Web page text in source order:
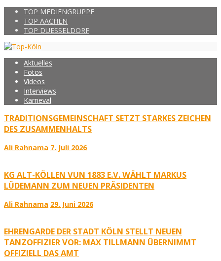
TOP MEDIENGRUPPE
TOP AACHEN
TOP DUESSELDORF
Aktuelles
Fotos
Videos
Interviews
Karneval
TRADITIONSGEMEINSCHAFT SETZT STARKES ZEICHEN
DES ZUSAMMENHALTS
Ali Rahnama 7. Juli 2026
KG ALT-KÖLLEN VUN 1883 E.V. WÄHLT MARKUS
LÜDEMANN ZUM NEUEN PRÄSIDENTEN
Ali Rahnama 29. Juni 2026
EHRENGARDE DER STADT KÖLN STELLT NEUEN
TANZOFFIZIER VOR: MAX TILLMANN ÜBERNIMMT
OFFIZIELL DAS AMT